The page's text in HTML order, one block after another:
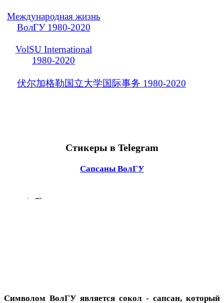
Международная жизнь
ВолГУ 1980-2020
VolSU International
1980-2020
伏尔加格勒国立大学国际事务 1980-2020
Стикеры в Telegram
Сапсаны ВолГУ
Символом ВолГУ является сокол - сапсан, который